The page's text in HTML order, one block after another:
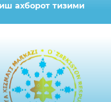
ахборот тизими